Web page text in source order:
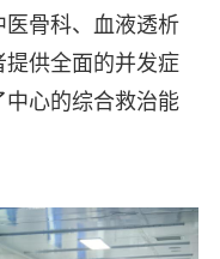
骨科、血液透析
供全面的并发症
心的综合救治能